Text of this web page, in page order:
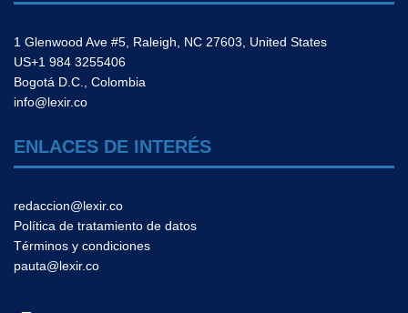
1 Glenwood Ave #5, Raleigh, NC 27603, United States
US+1 984 3255406
Bogotá D.C., Colombia
info@lexir.co
ENLACES DE INTERÉS
redaccion@lexir.co
Política de tratamiento de datos
Términos y condiciones
pauta@lexir.co